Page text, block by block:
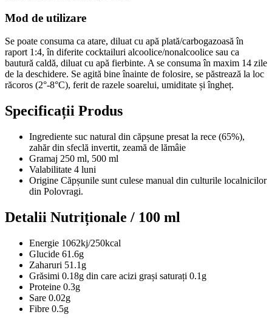
Mod de utilizare
Se poate consuma ca atare, diluat cu apă plată/carbogazoasă în
raport 1:4, în diferite cocktailuri alcoolice/nonalcoolice sau ca
bautură caldă, diluat cu apă fierbinte. A se consuma în maxim 14 zile
de la deschidere. Se agită bine înainte de folosire, se păstrează la loc
răcoros (2°-8°C), ferit de razele soarelui, umiditate și îngheț.
Specificații Produs
Ingrediente suc natural din căpșune presat la rece (65%),
zahăr din sfeclă invertit, zeamă de lămâie
Gramaj 250 ml, 500 ml
Valabilitate 4 luni
Origine Căpșunile sunt culese manual din culturile localnicilor
din Polovragi.
Detalii Nutriționale / 100 ml
Energie 1062kj/250kcal
Glucide 61.6g
Zaharuri 51.1g
Grăsimi 0.18g din care acizi grași saturați 0.1g
Proteine 0.3g
Sare 0.02g
Fibre 0.5g